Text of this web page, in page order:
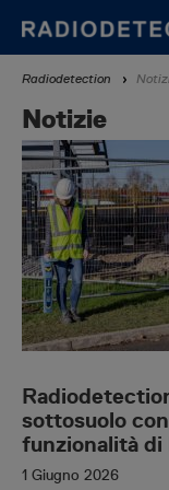
contenuto
principale
Breadcrumb
Radiodetection
Notizie
sottosuolo
funzionalità di
1 Giugno 2026